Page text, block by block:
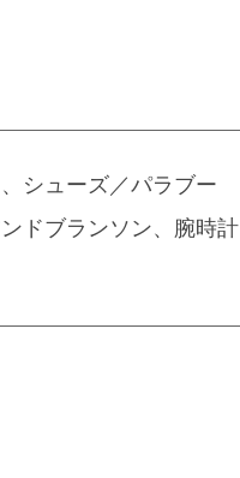
シューズ／パラブー
ドブランソン、腕時計